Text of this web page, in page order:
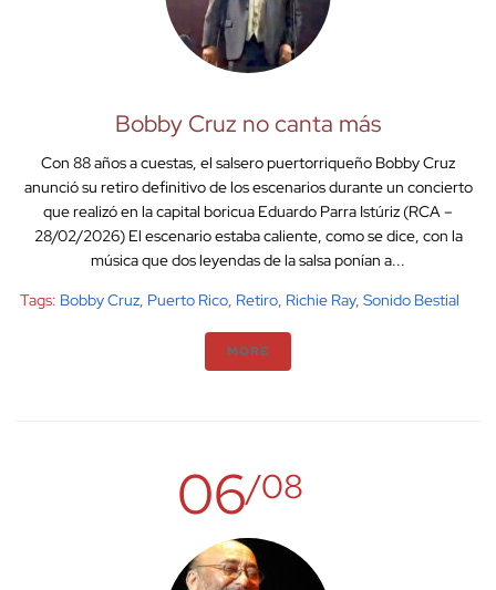
Bobby Cruz no canta más
Con 88 años a cuestas, el salsero puertorriqueño Bobby Cruz
anunció su retiro definitivo de los escenarios durante un concierto
que realizó en la capital boricua Eduardo Parra Istúriz (RCA –
28/02/2026) El escenario estaba caliente, como se dice, con la
música que dos leyendas de la salsa ponían a...
Tags: Bobby Cruz, Puerto Rico, Retiro, Richie Ray, Sonido Bestial
MORE
06/08